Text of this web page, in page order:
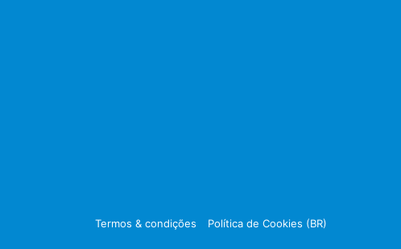
Termos & condições Política de Cookies (BR)
Instagram